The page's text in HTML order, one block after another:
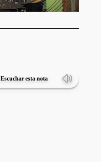
Escuchar esta nota